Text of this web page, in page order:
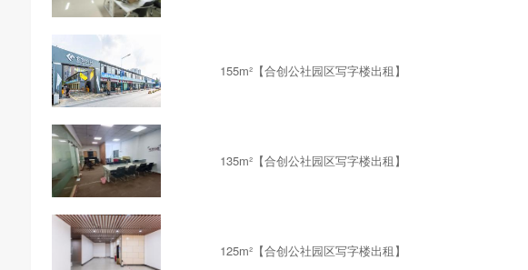
155m²【合创公社园区写字楼出租】
135m²【合创公社园区写字楼出租】
125m²【合创公社园区写字楼出租】